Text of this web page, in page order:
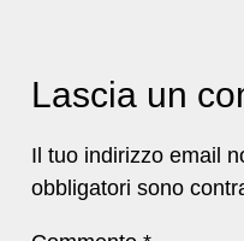
Lascia un
Il tuo indirizzo email
obbligatori sono